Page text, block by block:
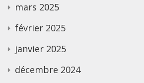
mars 2025
février 2025
janvier 2025
décembre 2024